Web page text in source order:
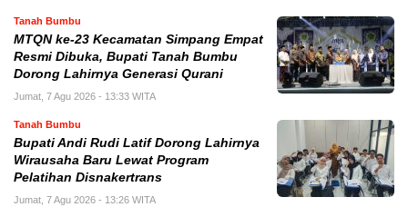
Tanah Bumbu
MTQN ke-23 Kecamatan Simpang Empat
Resmi Dibuka, Bupati Tanah Bumbu
Dorong Lahirnya Generasi Qurani
Jumat, 7 Agu 2026 - 13:33 WITA
Tanah Bumbu
Bupati Andi Rudi Latif Dorong Lahirnya
Wirausaha Baru Lewat Program
Pelatihan Disnakertrans
Jumat, 7 Agu 2026 - 13:26 WITA